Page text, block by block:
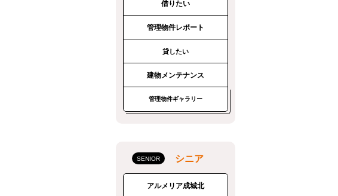
借りたい
管理物件レポート
貸したい
建物メンテナンス
管理物件ギャラリー
シニア
アルメリア成城北